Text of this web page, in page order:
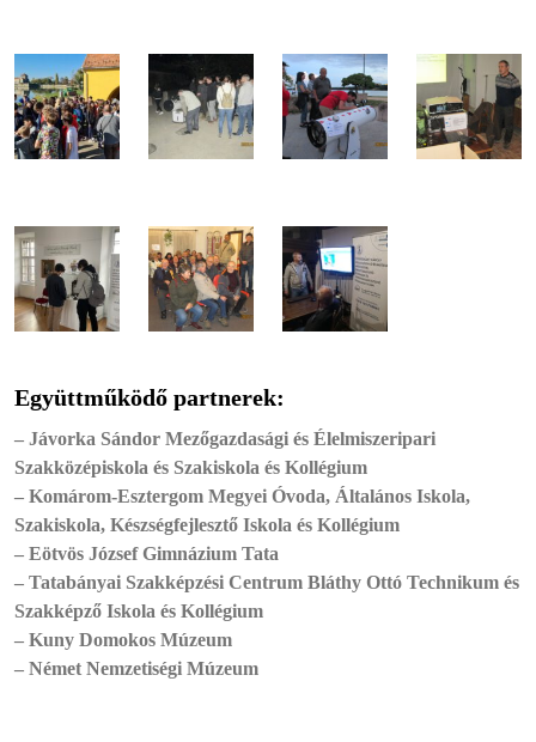
Együttműködő partnerek:
– Jávorka Sándor Mezőgazdasági és Élelmiszeripari
Szakközépiskola és Szakiskola és Kollégium
– Komárom-Esztergom Megyei Óvoda, Általános Iskola,
Szakiskola, Készségfejlesztő Iskola és Kollégium
– Eötvös József Gimnázium Tata
– Tatabányai Szakképzési Centrum Bláthy Ottó Technikum és
Szakképző Iskola és Kollégium
– Kuny Domokos Múzeum
– Német Nemzetiségi Múzeum